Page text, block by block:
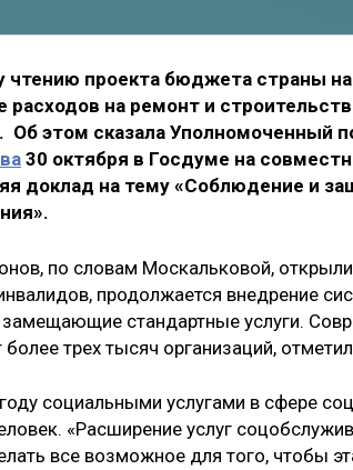
чтению проекта бюджета страны
расходов на ремонт и
Об этом сказала Уполномоченный
30 октября в Госдуме на
доклад на тему «Соблюдение и
по словам Москальковой,
продолжается внедрение
замещающие стандартные услуги.
трех тысяч организаций,
социальными услугами в сфере
«Расширение услуг
все возможное для того, чтобы